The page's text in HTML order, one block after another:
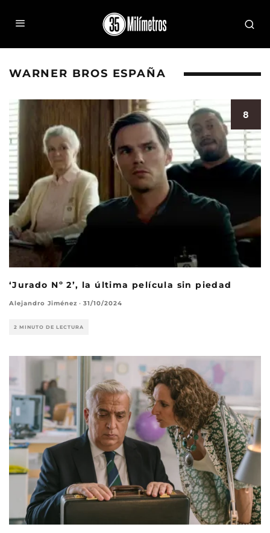
WARNER BROS ESPAÑA
8
‘Jurado Nº 2’, la última película sin piedad
Alejandro Jiménez · 31/10/2024
2 MINUTO DE LECTURA